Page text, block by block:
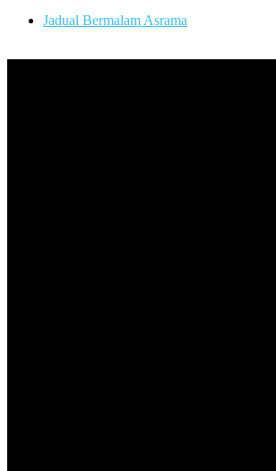
Jadual Bermalam Asrama